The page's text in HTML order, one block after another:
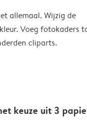
allemaal. Wijzig de
Voeg fotokaders
cliparts.
keuze uit 3